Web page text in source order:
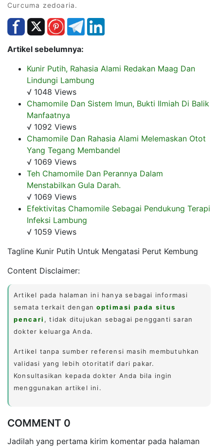
Curcuma zedoaria.
Artikel sebelumnya:
Kunir Putih, Rahasia Alami Redakan Maag Dan
Lindungi Lambung
√ 1048 Views
Chamomile Dan Sistem Imun, Bukti Ilmiah Di Balik
Manfaatnya
√ 1092 Views
Chamomile Dan Rahasia Alami Melemaskan Otot
Yang Tegang Membandel
√ 1069 Views
Teh Chamomile Dan Perannya Dalam
Menstabilkan Gula Darah.
√ 1069 Views
Efektivitas Chamomile Sebagai Pendukung Terapi
Infeksi Lambung
√ 1059 Views
Tagline Kunir Putih Untuk Mengatasi Perut Kembung
Content Disclaimer:
Artikel pada halaman ini hanya sebagai informasi
semata terkait denganoptimasi pada situs
pencari , tidak ditujukan sebagai pengganti saran
dokter keluarga Anda.
Artikel tanpa sumber referensi masih membutuhkan
validasi yang lebih otoritatif dari pakar.
Konsultasikan kepada dokter Anda bila ingin
menggunakan artikel ini.
COMMENT 0
Jadilah yang pertama kirim komentar pada halaman